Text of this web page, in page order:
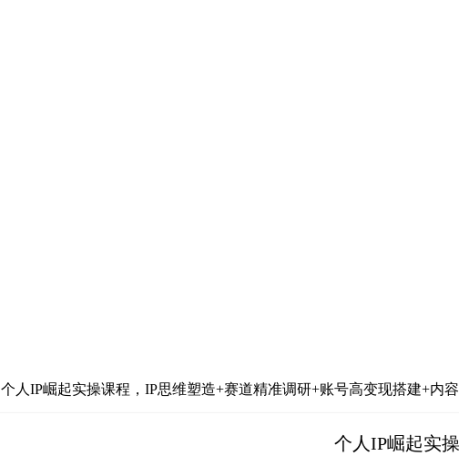
个人IP崛起实操课程，IP思维塑造+赛道精准调研+账号高变现搭建+内
个人IP崛起实